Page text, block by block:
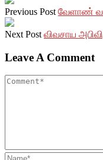
Previous Post வேளாண்
Next Post விவசாய
Leave A Comment